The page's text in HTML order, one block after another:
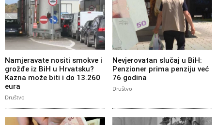
Namjeravate nositi smokve i
grožđe iz BiH u Hrvatsku?
Kazna može biti i do 13.260
eura
Društvo
Nevjerovatan slučaj u BiH:
Penzioner prima penziju već
76 godina
Društvo